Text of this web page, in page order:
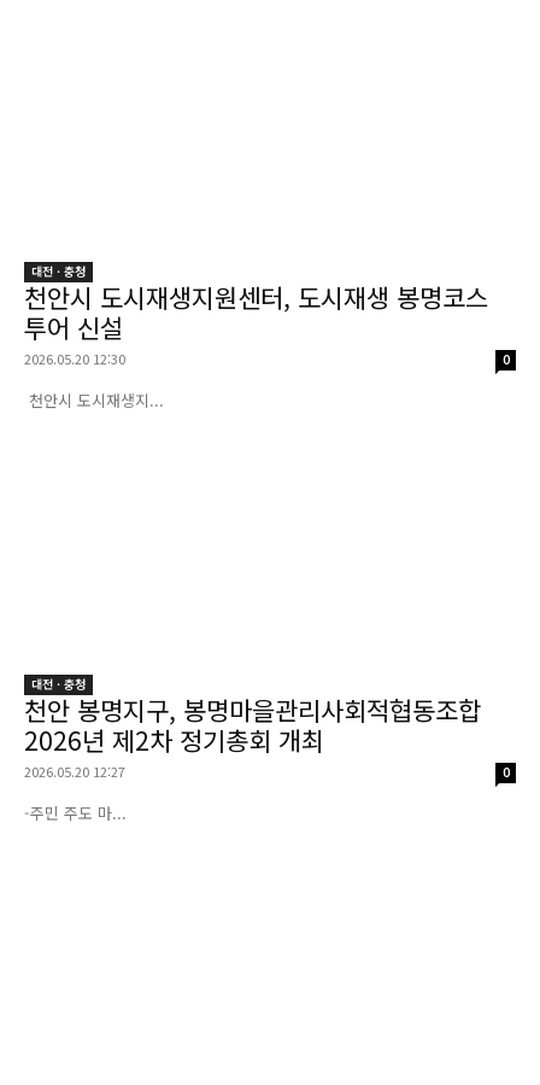
대전 · 충청
천안시 도시재생지원센터, 도시재생 봉명코스
투어 신설
2026.05.20 12:30 0
천안시 도시재생지...
대전 · 충청
천안 봉명지구, 봉명마을관리사회적협동조합
2026년 제2차 정기총회 개최
2026.05.20 12:27 0
-주민 주도 마...